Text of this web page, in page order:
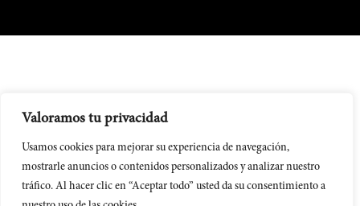
Valoramos tu privacidad
Usamos cookies para mejorar su experiencia de navegación,
mostrarle anuncios o contenidos personalizados y analizar nuestro
tráfico. Al hacer clic en “Aceptar todo” usted da su consentimiento a